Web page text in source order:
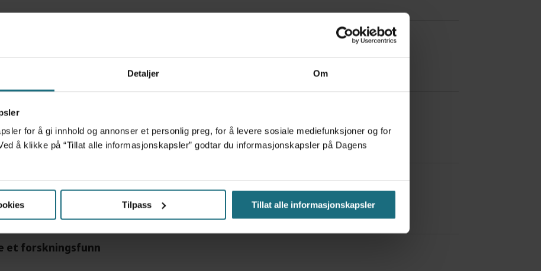
Detaljer Om
for å gi innhold og annonser et personlig preg, for å levere sosiale mediefunksjoner og for
å klikke på “Tillat alle informasjonskapsler” godtar du informasjonskapsler på Dagens
Tilpass Tillat alle informasjonskapsler
frigjør tid for helsepersonell: – Det er helt magisk å være forvakt nå
et forskningsfunn